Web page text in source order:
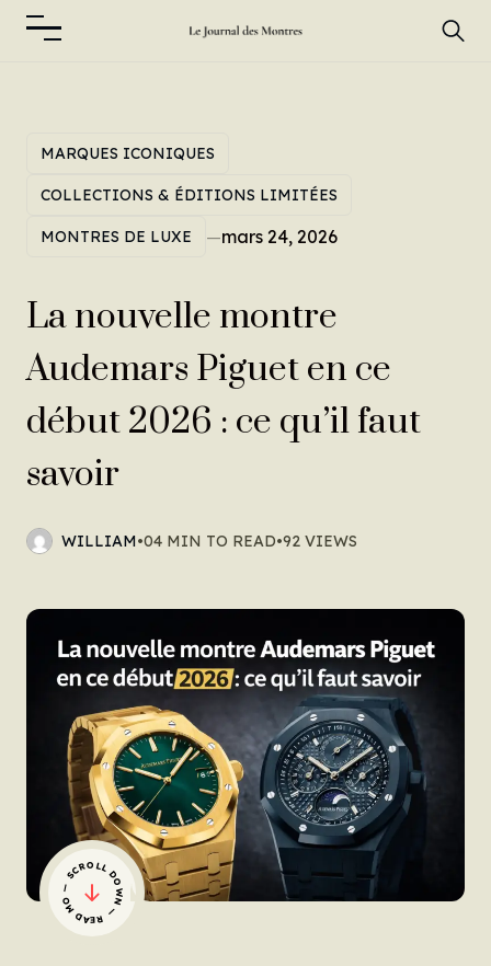
MARQUES ICONIQUES
COLLECTIONS & ÉDITIONS LIMITÉES
MONTRES DE LUXE —mars 24, 2026
La nouvelle montre
Audemars Piguet en ce
début 2026 : ce qu’il faut
savoir
WILLIAM•04 MIN TO READ•92 VIEWS
— SCROLL DOWN — READ MORE